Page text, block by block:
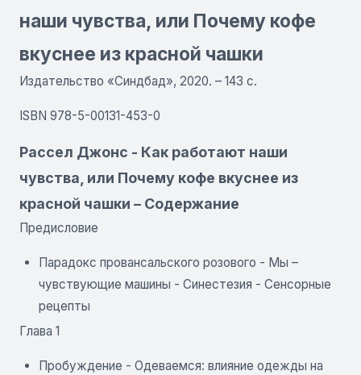
наши чувства, или Почему кофе
вкуснее из красной чашки
Издательство «Синдбад», 2020. – 143 с.
ISBN 978-5-00131-453-0
Рассел Джонс - Как работают наши
чувства, или Почему кофе вкуснее из
красной чашки – Содержание
Предисловие
Парадокс провансальского розового - Мы –
чувствующие машины - Синестезия - Сенсорные
рецепты
Глава 1
Пробуждение - Одеваемся: влияние одежды на